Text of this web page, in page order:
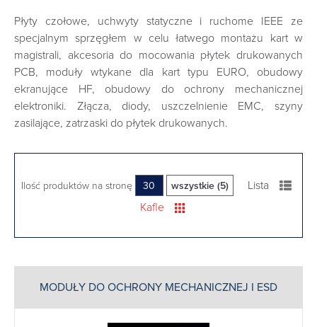
Płyty czołowe, uchwyty statyczne i ruchome IEEE ze
specjalnym sprzęgłem w celu łatwego montażu kart w
magistrali, akcesoria do mocowania płytek drukowanych
PCB, moduły wtykane dla kart typu EURO, obudowy
ekranujące HF, obudowy do ochrony mechanicznej
elektroniki. Złącza, diody, uszczelnienie EMC, szyny
zasilające, zatrzaski do płytek drukowanych.
Ilość produktów na stronę 30 wszystkie (5)
Lista
Kafle
MODUŁY DO OCHRONY MECHANICZNEJ I ESD